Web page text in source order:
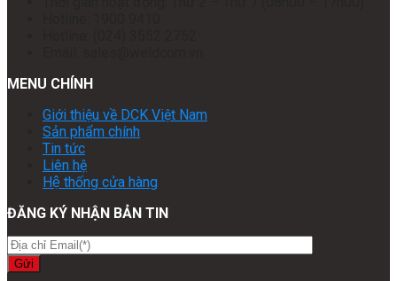
MENU CHÍNH
Giới thiệu về DCK Việt Nam
Sản phẩm chính
Tin tức
Liên hệ
Hệ thống cửa hàng
ĐĂNG KÝ NHẬN BẢN TIN